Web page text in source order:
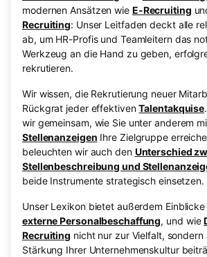
modernen Ansätzen wie E-Recruiting
Recruiting: Unser Leitfaden deckt alle
ab, um HR-Profis und Teamleitern das
Werkzeug an die Hand zu geben,
rekrutieren.
Wir wissen, die Rekrutierung neuer
Rückgrat jeder effektivenTalentakquise
wir gemeinsam, wie Sie unter anderem
Stellenanzeigen Ihre Zielgruppe
beleuchten wir auch den Unterschied
Stellenbeschreibung und
beide Instrumente strategisch einsetzen.
Unser Lexikon bietet außerdem Einblicke
externe Personalbeschaffung, und wie
Recruiting nicht nur zur Vielfalt, sondern
Stärkung Ihrer Unternehmenskultur